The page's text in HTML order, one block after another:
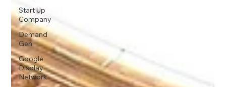
Start Up
Company
Demand
Gen
Google
Display
Network